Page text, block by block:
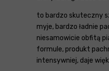
to bardzo skuteczny
myje, bardzo ładnie
niesamowicie obfitą
formule, produkt
intensywniej, daje